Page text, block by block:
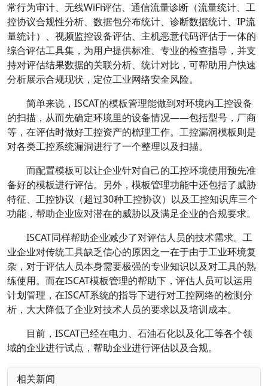
常行为审计、无线WiFi评估、通信流量诊断（流量统计、工
控协议合规性分析、数据包分布统计、诊断数据统计、IP流
量统计）、视频监控设备评估、主机恶意代码评估于一体的
综合评估工具集，为用户提供标准、专业的检查指导，并支
持对评估结果数据的关联分析、统计对比，可帮助用户快速
分析展示合规现状，定位工业网络安全风险。
简单来说，ISCAT的模板管理能做到对环境内工控设备
的扫描，从而先确定环境里的设备情况——包括型号，厂商
等，在评估时做好工控资产的梳理工作。工控漏洞模板则是
对各类工控系统漏洞进行了一个整理以及扫描。
而配置模板可以让企业针对自己的工控环境使用预先准
备好的模板进行评估。另外，模板管理功能中还包括了威胁
特征、工控协议（超过30种工控协议）以及工控知识库三个
功能，帮助企业应对潜在的威胁以及满足企业的合规要求。
ISCAT同样帮助企业减少了对评估人员的技术需求。工
业企业对传统工具缺乏信心的原因之一在于由于工业环境复
杂，对于评估人员本身需要极强的专业知识以及对工具的熟
练使用。而在ISCAT模板管理的帮助下，评估人员可以运用
计划管理，在ISCAT系统的指导下进行对工控网络的检测分
析，大大降低了企业对技术人员的要求以及培训成本。
目前，ISCAT已经在电力、石油石化以及化工等各个领
域的企业进行试点，帮助企业进行评估以及合规。
相关新闻